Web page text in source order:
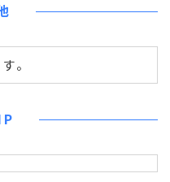
。